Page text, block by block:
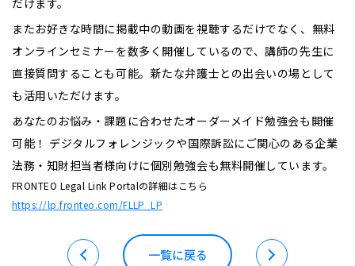
またお好きな時間に掲載中の動画を視聴するだけでなく、無料
オンラインセミナーを数多く開催しているので、講師の先生に
直接質問することも可能。新たな弁護士との出会いの場として
も活用いただけます。
あなたのお悩み・課題に合わせたオーダーメイド勉強会も開催
可能！ デジタルフォレンジックや国際訴訟にご関心のある企業
法務・知財担当者様向けに個別勉強会も無料開催しています。
FRONTEO Legal Link Portalの詳細はこちら
https://lp.fronteo.com/FLLP_LP
一覧に戻る